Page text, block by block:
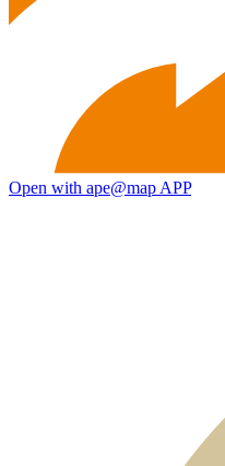
Open with ape@map APP